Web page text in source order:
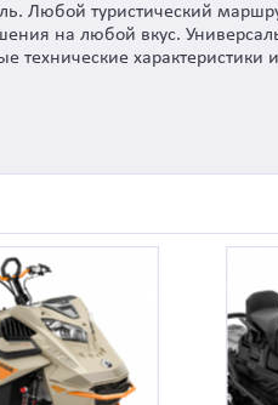
Любой туристический
на любой вкус.
технические характеристики